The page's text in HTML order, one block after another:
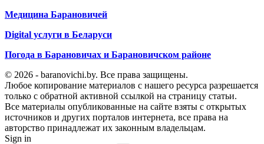
Медицина Барановичей
Digital услуги в Беларуси
Погода в Барановичах и Барановичском районе
© 2026 - baranovichi.by. Все права защищены.
Любое копирование материалов с нашего ресурса разрешается
только с обратной активной ссылкой на страницу статьи.
Все материалы опубликованные на сайте взяты с открытых
источников и других порталов интернета, все права на
авторство принадлежат их законным владельцам.
Sign in